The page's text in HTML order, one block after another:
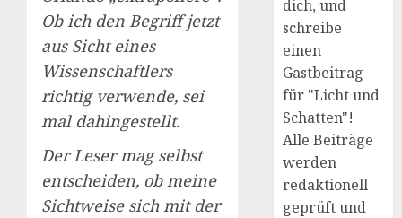
Ob ich den Begriff jetzt
aus Sicht eines
Wissenschaftlers
richtig verwende, sei
mal dahingestellt.
Der Leser mag selbst
entscheiden, ob meine
Sichtweise sich mit der
dich, und
schreibe
einen
Gastbeitrag
für "Licht und
Schatten"!
Alle Beiträge
werden
redaktionell
geprüft und